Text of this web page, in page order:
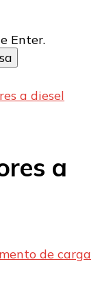
Enter.
a diesel
a